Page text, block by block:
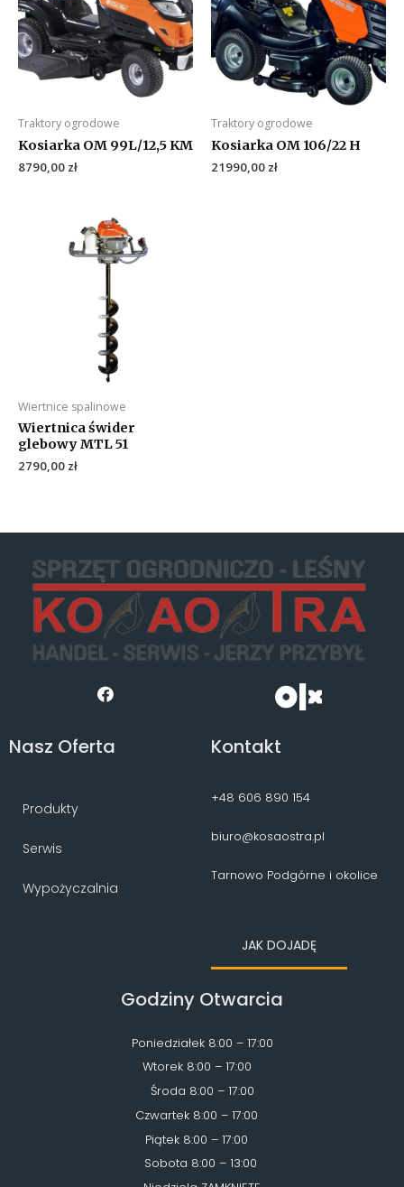
Traktory ogrodowe
Kosiarka OM 99L/12,5 KM
8790,00 zł
Traktory ogrodowe
Kosiarka OM 106/22 H
21990,00 zł
Wiertnice spalinowe
Wiertnica świder
glebowy MTL 51
2790,00 zł
Nasz Oferta
Produkty
Serwis
Wypożyczalnia
Kontakt
+48 606 890 154
biuro@kosaostra.pl
Tarnowo Podgórne i okolice
JAK DOJADĘ
Godziny Otwarcia
Poniedziałek 8:00 – 17:00
Wtorek 8:00 – 17:00
Środa 8:00 – 17:00
Czwartek 8:00 – 17:00
Piątek 8:00 – 17:00
Sobota 8:00 – 13:00